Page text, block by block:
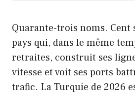
Quarante-trois noms.
pays qui, dans le même
retraites, construit ses
vitesse et voit ses ports
trafic. La Turquie de 2026